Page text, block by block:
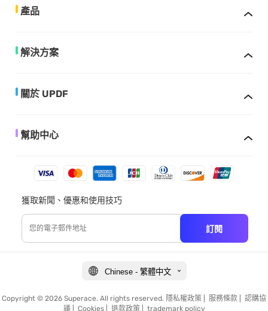
產品
解決方案
關於 UPDF
幫助中心
獲取新聞、優惠和使用技巧
訂閱
Chinese - 繁體中文
Copyright © 2026 Superace. All rights reserved. 隱私權政策 服務條款
認購協
議| Cookies| 退款政策| trademark policy